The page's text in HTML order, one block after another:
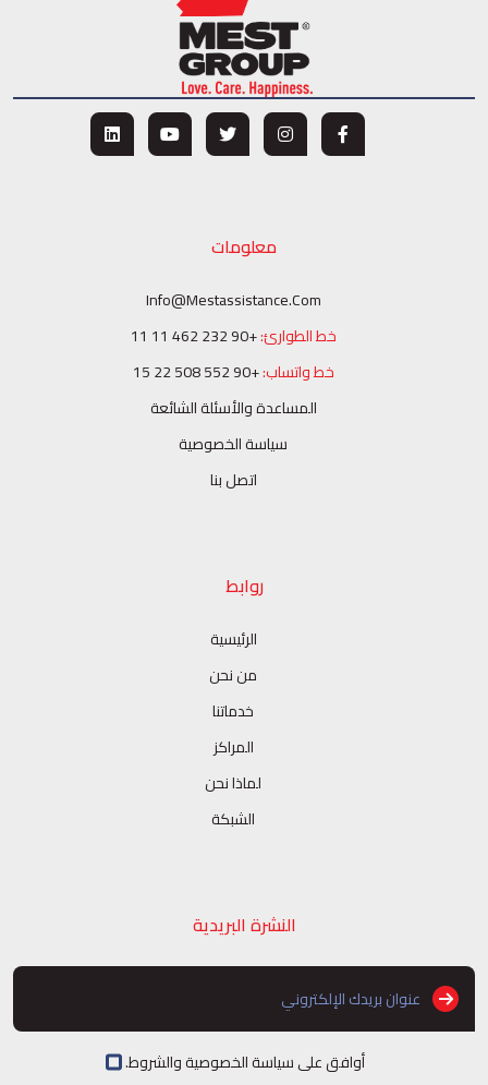
معلومات
Info@mestassistance.com
خط الطوارئ:+90 232 462 11 11
خط واتساب:+90 552 508 22 15
المساعدة والأسئلة الشائعة
سياسة الخصوصية
اتصل بنا
روابط
الرئيسية
من نحن
خدماتنا
المراكز
لماذا نحن
الشبكة
النشرة البريدية
أوافق على سياسة الخصوصية والشروط.